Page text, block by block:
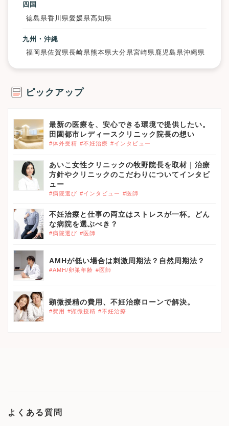
四国
徳島県香川県愛媛県高知県
九州・沖縄
福岡県佐賀県長崎県熊本県大分県宮崎県鹿児島県沖縄県
ピックアップ
最新の医療を、安心できる環境で提供したい。
田園都市レディースクリニック院長の想い
#体外受精 #不妊治療 #インタビュー
あいこ女性クリニックの牧野院長を取材｜治療
方針やクリニックのこだわりについてインタビ
ュー
#病院選び #インタビュー #医師
不妊治療と仕事の両立はストレスが一杯。どん
な病院を選ぶべき？
#病院選び #医師
AMHが低い場合は刺激周期法？自然周期法？
#AMH/卵巣年齢 #医師
顕微授精の費用、不妊治療ローンで解決。
#費用 #顕微授精 #不妊治療
よくある質問